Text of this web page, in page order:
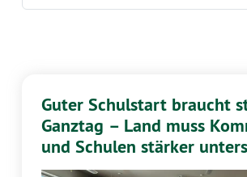
Guter Schulstart braucht
Ganztag – Land muss
und Schulen stärker